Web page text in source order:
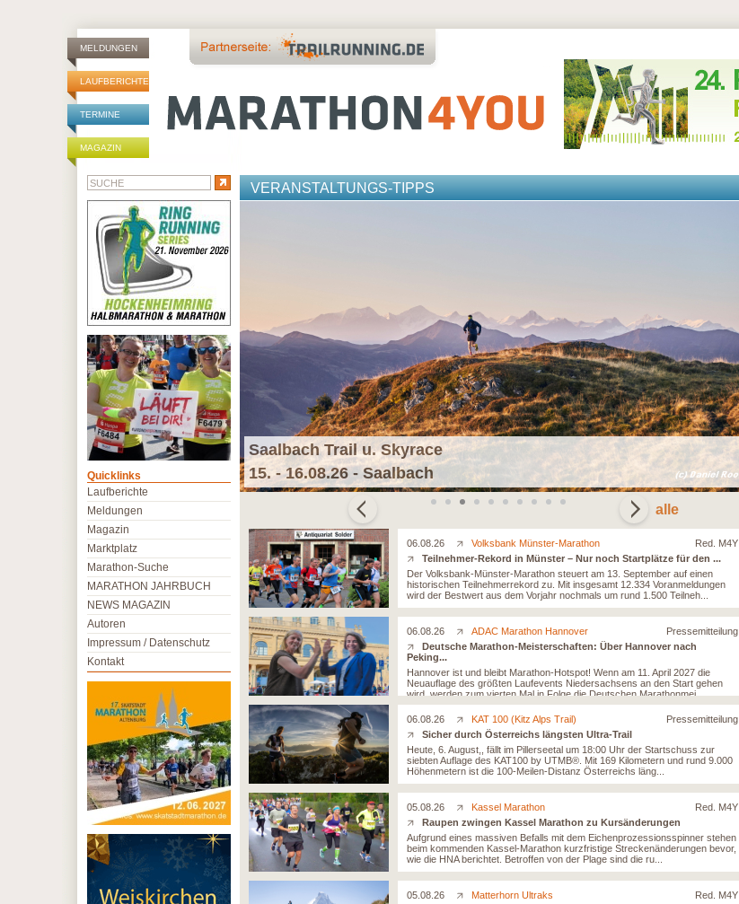
MELDUNGEN
LAUFBERICHTE
TERMINE
MAGAZIN
VERANSTALTUNGS-TIPPS
Saalbach Trail u. Skyrace
15. - 16.08.26 - Saalbach
alle
06.08.26 Volksbank Münster-Marathon
Red. M4Y
Teilnehmer-Rekord in Münster – Nur noch Startplätze für den ...
Der Volksbank-Münster-Marathon steuert am 13. September auf einen
historischen Teilnehmerrekord zu. Mit insgesamt 12.334 Voranmeldungen
wird der Bestwert aus dem Vorjahr nochmals um rund 1.500 Teilneh...
06.08.26 ADAC Marathon Hannover
Pressemitteilung
Deutsche Marathon-Meisterschaften: Über Hannover nach
Peking...
Hannover ist und bleibt Marathon-Hotspot! Wenn am 11. April 2027 die
Neuauflage des größten Laufevents Niedersachsens an den Start gehen
wird, werden zum vierten Mal in Folge die Deutschen Marathonmei...
06.08.26 KAT 100 (Kitz Alps Trail)
Pressemitteilung
Sicher durch Österreichs längsten Ultra-Trail
Heute, 6. August,, fällt im Pillerseetal um 18:00 Uhr der Startschuss zur
siebten Auflage des KAT100 by UTMB®. Mit 169 Kilometern und rund 9.000
Höhenmetern ist die 100-Meilen-Distanz Österreichs läng...
05.08.26 Kassel Marathon
Red. M4Y
Raupen zwingen Kassel Marathon zu Kursänderungen
Aufgrund eines massiven Befalls mit dem Eichenprozessionsspinner stehen
beim kommenden Kassel-Marathon kurzfristige Streckenänderungen bevor,
wie die HNA berichtet. Betroffen von der Plage sind die ru...
05.08.26 Matterhorn Ultraks
Red. M4Y
Quicklinks
Laufberichte
Meldungen
Magazin
Marktplatz
Marathon-Suche
MARATHON JAHRBUCH
NEWS MAGAZIN
Autoren
Impressum / Datenschutz
Kontakt